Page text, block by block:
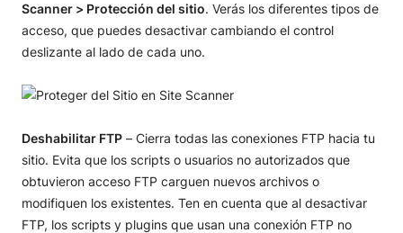
Scanner > Protección del sitio. Verás los diferentes tipos de
acceso, que puedes desactivar cambiando el control
deslizante al lado de cada uno.
Deshabilitar FTP – Cierra todas las conexiones FTP hacia tu
sitio. Evita que los scripts o usuarios no autorizados que
obtuvieron acceso FTP carguen nuevos archivos o
modifiquen los existentes. Ten en cuenta que al desactivar
FTP, los scripts y plugins que usan una conexión FTP no